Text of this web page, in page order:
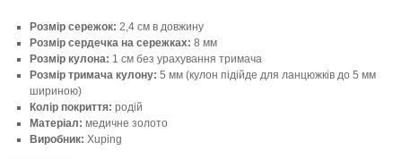
Розмір сережок: 2,4 см в довжину
Розмір сердечка на сережках: 8 мм
Розмір кулона: 1 см без урахування тримача
Розмір тримача кулону: 5 мм (кулон підійде для ланцюжків до 5 мм
шириною)
Колір покриття: родій
Матеріал: медичне золото
Виробник: Xuping